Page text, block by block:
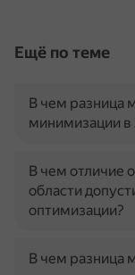
Ещё по теме
В чем разница
минимизации
В чем отличие
области
оптимизации?
В чем разница